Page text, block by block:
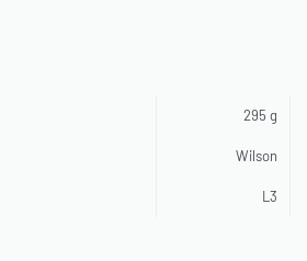
295 g
Wilson
L3